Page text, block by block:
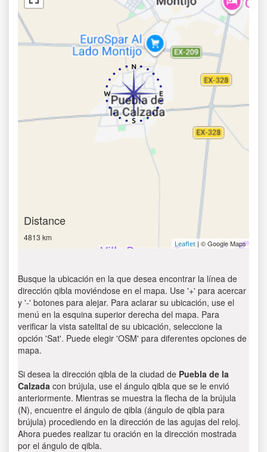
Distance
4813 km
Leaflet | © Google Maps
Busque la ubicación en la que desea encontrar la línea de
dirección qibla moviéndose en el mapa. Use '+' para acercar
y '-' botones para alejar. Para aclarar su ubicación, use el
menú en la esquina superior derecha del mapa. Para
verificar la vista satelital de su ubicación, seleccione la
opción 'Sat'. Puede elegir 'OSM' para diferentes opciones de
mapa.
Si desea la dirección qibla de la ciudad de Puebla de la
Calzada con brújula, use el ángulo qibla que se le envió
anteriormente. Mientras se muestra la flecha de la brújula
(N), encuentre el ángulo de qibla (ángulo de qibla para
brújula) procediendo en la dirección de las agujas del reloj.
Ahora puedes realizar tu oración en la dirección mostrada
por el ángulo de qibla.